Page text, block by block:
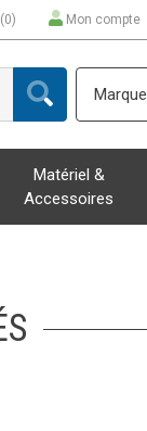
0) Mon compte
Matériel &
Accessoires